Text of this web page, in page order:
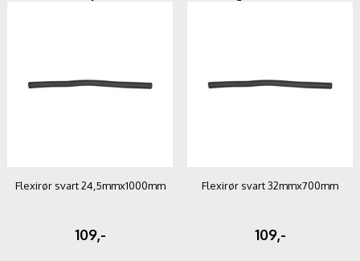
Flexirør svart 24,5mmx1000mm
109,-
Flexirør svart 32mmx700mm
109,-